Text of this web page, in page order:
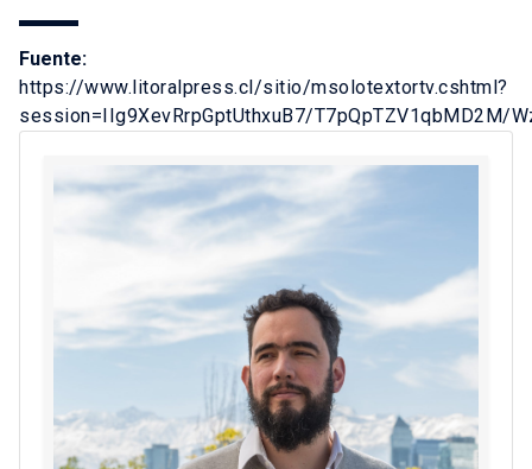
Fuente:
https://www.litoralpress.cl/sitio/msolotextortv.cshtml?
session=IIg9XevRrpGptUthxuB7/T7pQpTZV1qbMD2M/